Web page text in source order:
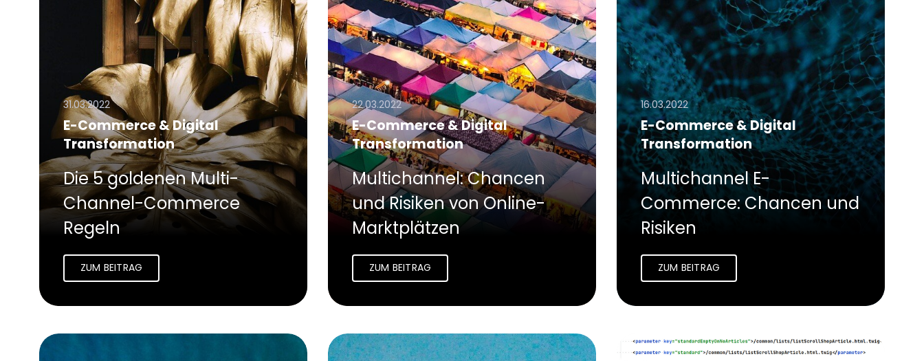
31.03.2022
E-Commerce & Digital
Transformation
Die 5 goldenen Multi-
Channel-Commerce
Regeln
ZUM BEITRAG
22.03.2022
E-Commerce & Digital
Transformation
Multichannel: Chancen
und Risiken von Online-
Marktplätzen
ZUM BEITRAG
16.03.2022
E-Commerce & Digital
Transformation
Multichannel E-
Commerce: Chancen und
Risiken
ZUM BEITRAG